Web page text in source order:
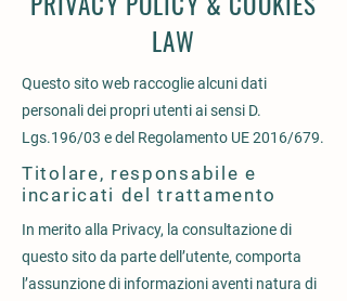
LAW
Questo sito web raccoglie alcuni dati
personali dei propri utenti ai sensi D.
Lgs.196/03 e del Regolamento UE 2016/679.
Titolare, responsabile e
incaricati del trattamento
In merito alla Privacy, la consultazione di
questo sito da parte dell’utente, comporta
l’assunzione di informazioni aventi natura di